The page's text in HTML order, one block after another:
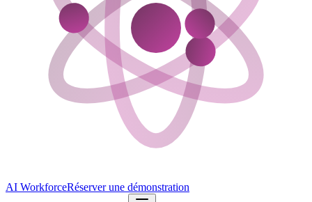
AI WorkforceRéserver une démonstration